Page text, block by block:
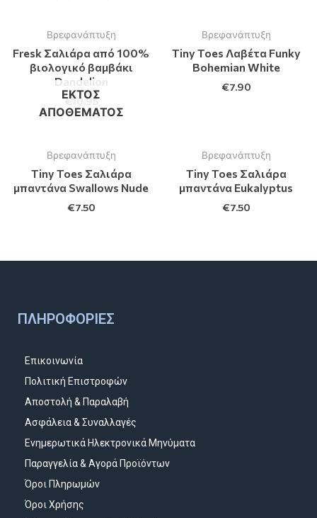
Βρεφανάπτυξη
Fresk Σαλιάρα από 100%
βιολογικό βαμβάκι
Dandelion
€10.95
Βρεφανάπτυξη
Tiny Toes Λαβέτα Funky
Bohemian White
€7.90
ΕΚΤΌΣ
ΑΠΟΘΈΜΑΤΟΣ
Βρεφανάπτυξη
Tiny Toes Σαλιάρα
μπαντάνα Swallows Nude
€7.50
Βρεφανάπτυξη
Tiny Toes Σαλιάρα
μπαντάνα Eukalyptus
€7.50
ΠΛΗΡΟΦΟΡΊΕΣ
Επικοινωνία
Πολιτική Επιστροφών
Αποστολή & Παραλαβή
Ασφάλεια & Συναλλαγές
Ενημερωτικά Ηλεκτρονικά Μηνύματα
Παραγγελία & Αγορά Προϊόντων
Όροι Πληρωμών
Όροι Χρήσης